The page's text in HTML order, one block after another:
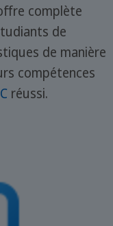
complète
de
de manière
compétences
réussi.